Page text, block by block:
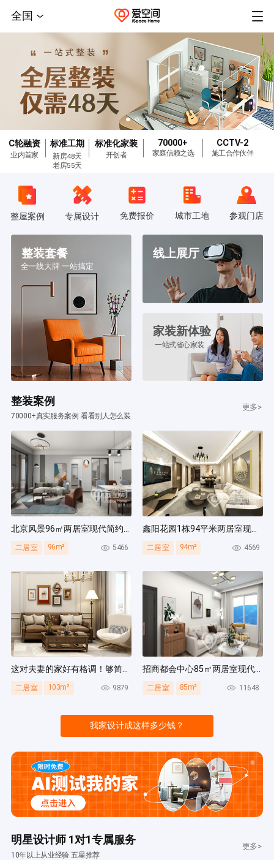
全国
C轮融资
业内首家
标准工期
新房48天
老房55天
标准化家装
开创者
70000+
家庭信赖之选
CCTV-2
施工合作伙伴
整屋案例 专属设计 免费报价 城市工地 参观门店
整装套餐
全一线大牌 一站搞定
线上展厅
家装新体验
一站式省心家装
整装案例
70000+真实服务案例 看看别人怎么装
更多>
北京风景96㎡两居室现代简约风装修案例
二居室 96m² 5466
鑫阳花园1栋94平米两居室现代简约风装修案例
二居室 94m² 4569
这对夫妻的家好有格调！够简洁还复古，好打扫卫生太贴心~
二居室 103m² 9879
招商都会中心85㎡两居室现代简约风装修案例
二居室 85m² 11648
我家设计成这样多少钱？
明星设计师 1对1专属服务
10年以上从业经验 五星推荐
更多>